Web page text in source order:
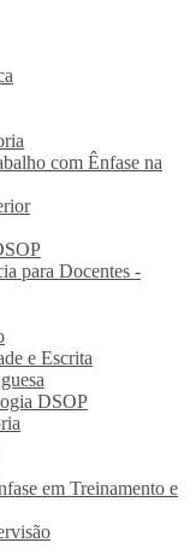
com Ênfase na
para Docentes -
e Escrita
DSOP
em Treinamento e